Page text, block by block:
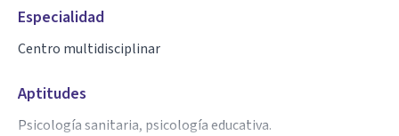
Especialidad
Centro multidisciplinar
Aptitudes
Psicología sanitaria, psicología educativa.